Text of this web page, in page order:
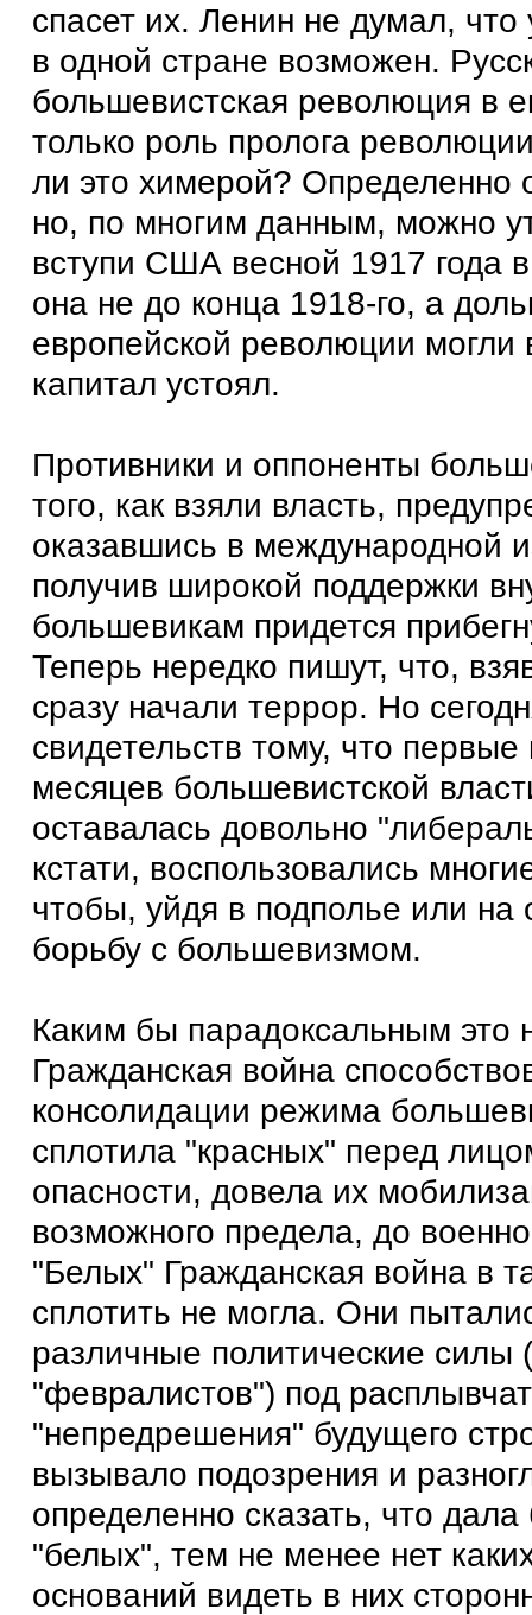
спасет их. Ленин не думал, что
в одной стране возможен.
большевистская революция в
только роль пролога
ли это химерой? Определенно
но, по многим данным, можно
вступи США весной 1917 года
она не до конца 1918-го, а
европейской революции могли
капитал устоял.
Противники и оппоненты
того, как взяли власть,
оказавшись в международной
получив широкой поддержки
большевикам придется
Теперь нередко пишут, что,
сразу начали террор. Но
свидетельств тому, что первые
месяцев большевистской
оставалась довольно
кстати, воспользовались
чтобы, уйдя в подполье или на
борьбу с большевизмом.
Каким бы парадоксальным это
Гражданская война
консолидации режима
сплотила "красных" перед
опасности, довела их
возможного предела, до
"Белых" Гражданская война в
сплотить не могла. Они
различные политические силы
"февралистов") под
"непредрешения" будущего
вызывало подозрения и
определенно сказать, что
"белых", тем не менее нет
оснований видеть в них